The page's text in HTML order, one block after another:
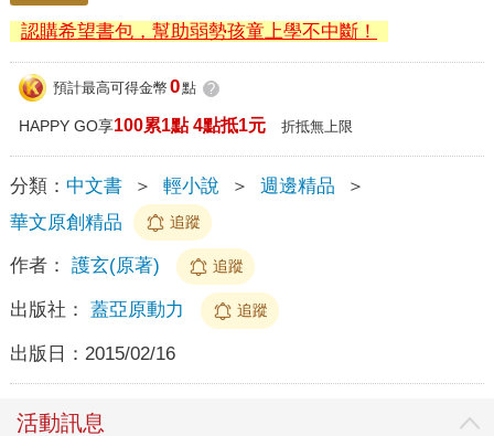
認購希望書包，幫助弱勢孩童上學不中斷！
預計最高可得金幣 0點 ?
HAPPY GO享100累1點 4點抵1元 折抵無上限
分類： 中文書 ＞ 輕小說 ＞ 週邊精品
＞
華文原創精品
追蹤
作者： 護玄(原著) 追蹤
出版社： 蓋亞原動力 追蹤
出版日： 2015/02/16
活動訊息